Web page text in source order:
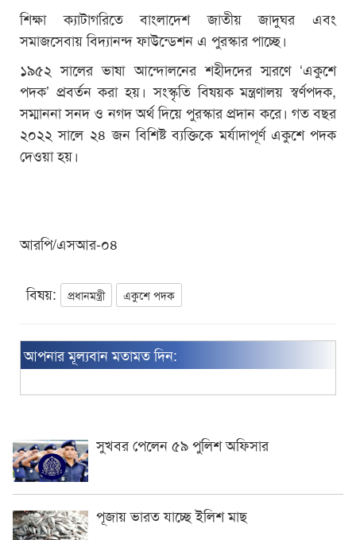
শিক্ষা ক্যাটাগরিতে বাংলাদেশ জাতীয় জাদুঘর এবং
সমাজসেবায় বিদ্যানন্দ ফাউন্ডেশন এ পুরস্কার পাচ্ছে।
১৯৫২ সালের ভাষা আন্দোলনের শহীদদের স্মরণে ‘একুশে
পদক’ প্রবর্তন করা হয়। সংস্কৃতি বিষয়ক মন্ত্রণালয় স্বর্ণপদক,
সম্মাননা সনদ ও নগদ অর্থ দিয়ে পুরস্কার প্রদান করে। গত বছর
২০২২ সালে ২৪ জন বিশিষ্ট ব্যক্তিকে মর্যাদাপূর্ণ একুশে পদক
দেওয়া হয়।
আরপি/এসআর-০৪
বিষয়: প্রধানমন্ত্রী একুশে পদক
আপনার মূল্যবান মতামত দিন:
সুখবর পেলেন ৫৯ পুলিশ অফিসার
পূজায় ভারত যাচ্ছে ইলিশ মাছ